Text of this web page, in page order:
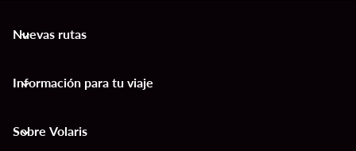
Nuevas rutas
keyboard_arrow_down
Información para tu viaje
keyboard_arrow_down
Sobre Volaris
keyboard_arrow_down